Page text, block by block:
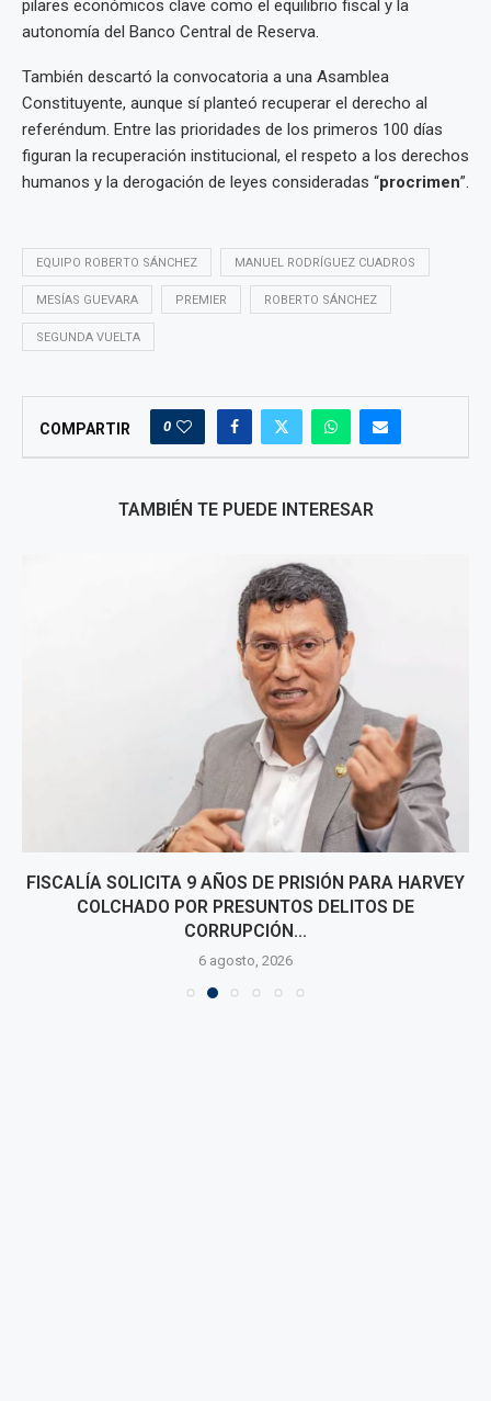
pilares económicos clave como el equilibrio fiscal y la
autonomía del Banco Central de Reserva.
También descartó la convocatoria a una Asamblea
Constituyente, aunque sí planteó recuperar el derecho al
referéndum. Entre las prioridades de los primeros 100 días
figuran la recuperación institucional, el respeto a los derechos
humanos y la derogación de leyes consideradas “procrimen”.
EQUIPO ROBERTO SÁNCHEZ MANUEL RODRÍGUEZ CUADROS
MESÍAS GUEVARA PREMIER ROBERTO SÁNCHEZ
SEGUNDA VUELTA
COMPARTIR 0
TAMBIÉN TE PUEDE INTERESAR
FISCALÍA SOLICITA 9 AÑOS DE PRISIÓN PARA HARVEY
COLCHADO POR PRESUNTOS DELITOS DE
CORRUPCIÓN...
6 agosto, 2026